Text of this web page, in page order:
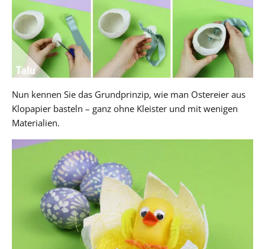
Nun kennen Sie das Grundprinzip, wie man Ostereier aus
Klopapier basteln – ganz ohne Kleister und mit wenigen
Materialien.